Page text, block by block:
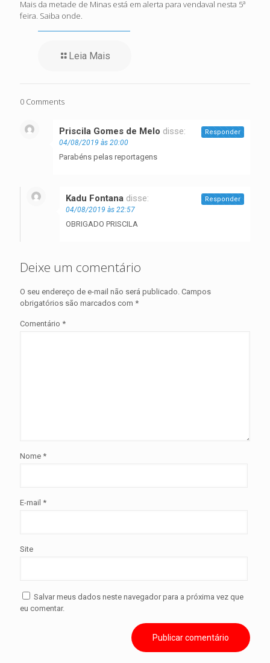
Mais da metade de Minas está em alerta para vendaval nesta 5ª
feira. Saiba onde.
Leia Mais
0 Comments
Priscila Gomes de Melo disse:
04/08/2019 às 20:00
Parabéns pelas reportagens
Responder
Kadu Fontana disse:
04/08/2019 às 22:57
OBRIGADO PRISCILA
Responder
Deixe um comentário
O seu endereço de e-mail não será publicado. Campos
obrigatórios são marcados com *
Comentário *
Nome *
E-mail *
Site
Salvar meus dados neste navegador para a próxima vez que
eu comentar.